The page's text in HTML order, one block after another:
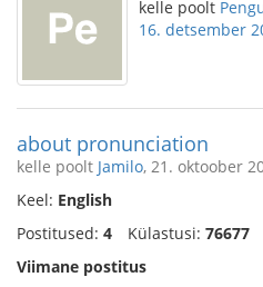
kelle poolt
16. detsember
about pronunciation
kelle poolt Jamilo, 21. oktoober
Keel: English
Postitused: 4 Külastusi: 76677
Viimane postitus